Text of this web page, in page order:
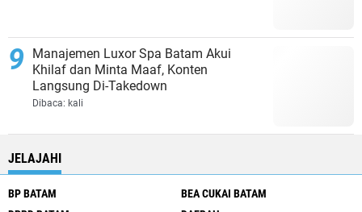
Manajemen Luxor Spa Batam Akui
Khilaf dan Minta Maaf, Konten
Langsung Di-Takedown
Dibaca: kali
JELAJAHI
BP BATAM
BEA CUKAI BATAM